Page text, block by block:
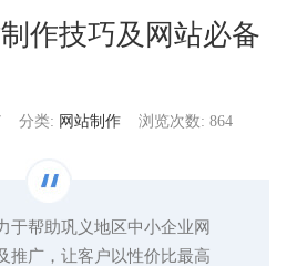
作技巧及网站必备
分类: 网站制作 浏览次数: 864
于帮助巩义地区中小企业网
推广，让客户以性价比最高